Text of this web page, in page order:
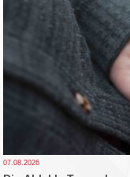
07.08.2026